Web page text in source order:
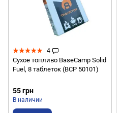
4
Сухое топливо BaseCamp Solid
Fuel, 8 таблеток (BCP 50101)
55 грн
В наличии